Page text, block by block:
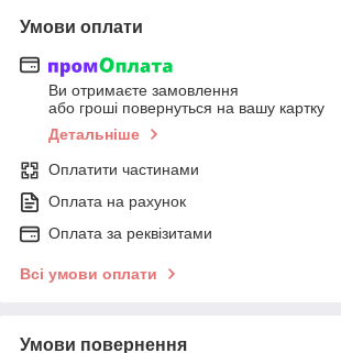
Умови оплати
Ви отримаєте замовлення
або гроші повернуться на вашу картку
Детальніше
Оплатити частинами
Оплата на рахунок
Оплата за реквізитами
Всі умови оплати
Умови повернення